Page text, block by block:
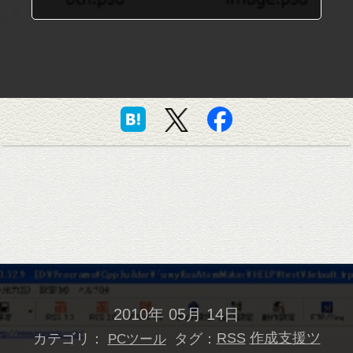
2010年 05月 14日
カテゴリ： PCツール タグ： RSS 作成支援ツ